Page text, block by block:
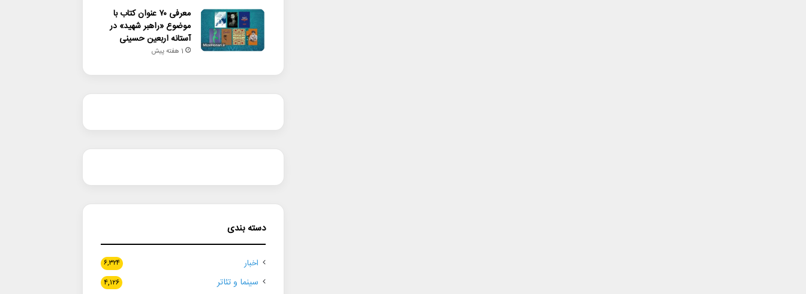
معرفی ۷۰ عنوان کتاب با
موضوع «راهبر شهید» در
آستانه اربعین حسینی
1 هفته پیش
دسته بندی
اخبار ۶,۳۲۴
سینما و تئاتر ۴,۱۲۶